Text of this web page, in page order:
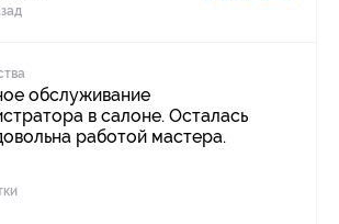
обслуживание
в салоне. Осталась
работой мастера.